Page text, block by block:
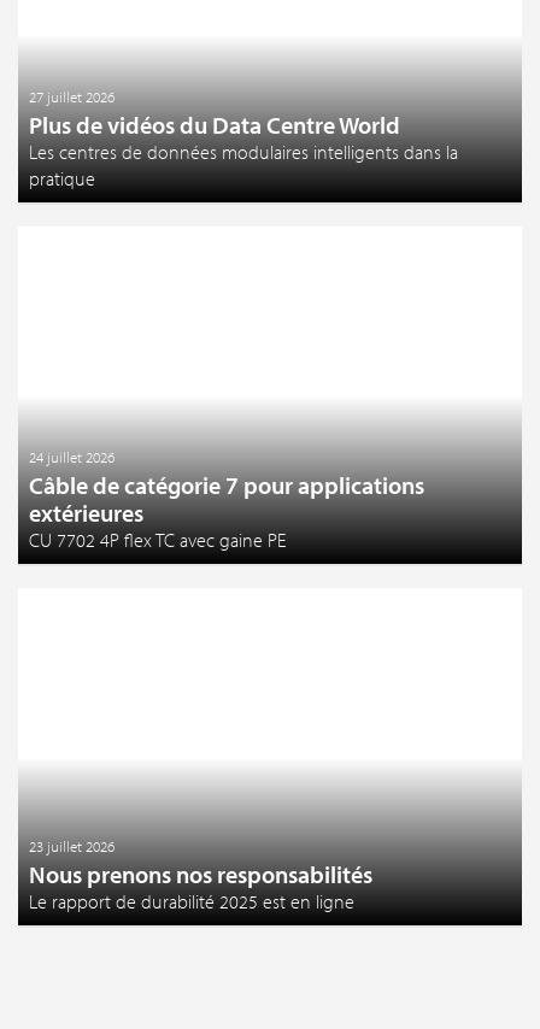
27 juillet 2026
Plus de vidéos du Data Centre World
Les centres de données modulaires intelligents dans la
pratique
24 juillet 2026
Câble de catégorie 7 pour applications
extérieures
CU 7702 4P flex TC avec gaine PE
23 juillet 2026
Nous prenons nos responsabilités
Le rapport de durabilité 2025 est en ligne